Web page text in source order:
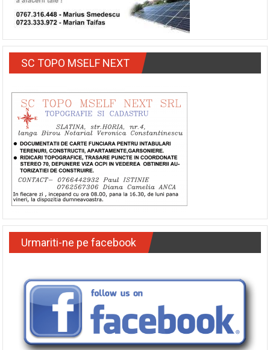
SC TOPO MSELF NEXT
Urmariti-ne pe facebook